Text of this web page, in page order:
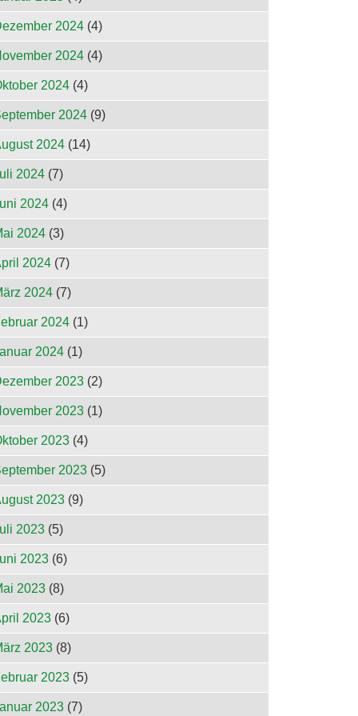
2024 (4)
2024 (4)
2024 (4)
2024 (9)
2024 (14)
2024 (7)
2024 (4)
2024 (3)
2024 (7)
2024 (7)
2024 (1)
2024 (1)
2023 (2)
2023 (1)
2023 (4)
2023 (5)
2023 (9)
2023 (5)
2023 (6)
2023 (8)
2023 (6)
2023 (8)
2023 (5)
2023 (7)